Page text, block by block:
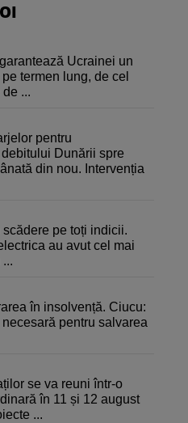
Ucrainei un
termen lung, de cel
...
pentru
Dunării spre
din nou. Intervenția
pe toți indicii.
au avut cel mai
în insolvență. Ciucu:
pentru salvarea
se va reuni într-o
în 11 și 12 august
...